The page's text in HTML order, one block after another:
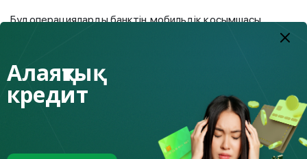
Бұл операцияларды банктің мобильдік қосымшасы
арқылы жүргізген ыңғайлы. Оны смартфоныңызға жүктеп
интернет-парақшаны жүктеуге уақыт жұмсамай, қажетті
операцияларды санаулы секундтарда жүргізе аласыз.
Алаяқтық
кредит